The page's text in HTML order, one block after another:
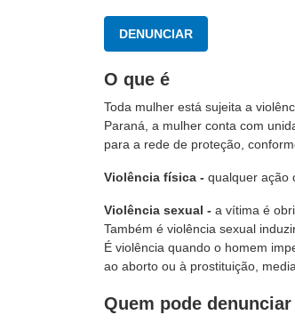
DENUNCIAR
O que é
Toda mulher está sujeita a
Paraná, a mulher conta com
para a rede de proteção,
Violência física - qualquer ação
Violência sexual - a vítima é
Também é violência sexual
É violência quando o homem
ao aborto ou à prostituição,
Quem pode denunciar